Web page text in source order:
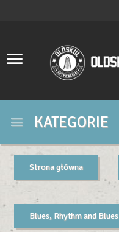
KATEGORIE
Strona główna
Blues, Rhythm and Blues